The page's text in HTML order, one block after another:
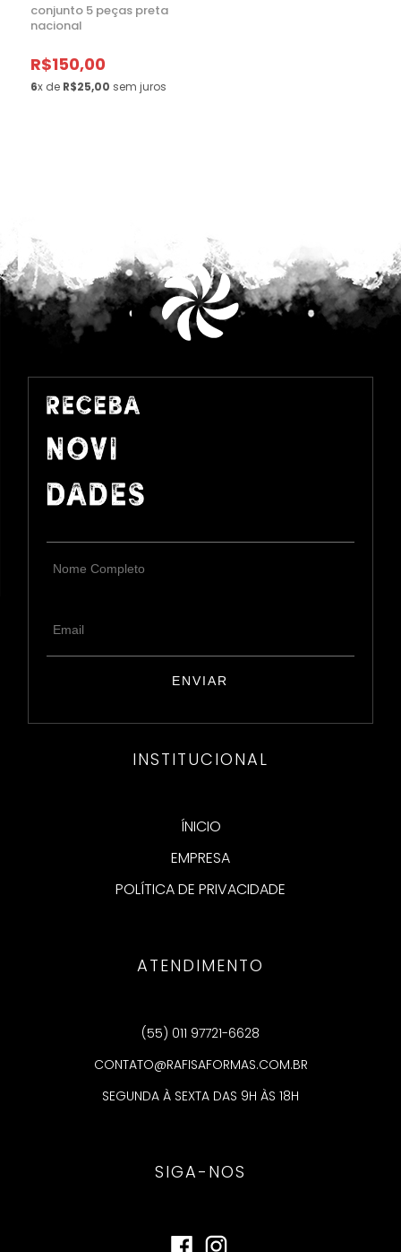
conjunto 5 peças preta
nacional
R$150,00
6x de R$25,00 sem juros
INSTITUCIONAL
ÍNICIO
EMPRESA
POLÍTICA DE PRIVACIDADE
ATENDIMENTO
(55) 011 97721-6628
CONTATO@RAFISAFORMAS.COM.BR
SEGUNDA À SEXTA DAS 9H ÀS 18H
SIGA-NOS